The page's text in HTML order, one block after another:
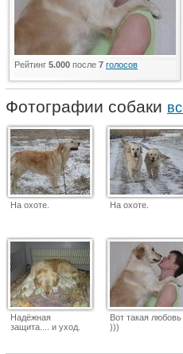
Рейтинг 5.000 после 7 голосов
Фотографии собаки
На охоте. На охоте.
Надёжная
защита.... и уход.
Вот такая любовь
)))